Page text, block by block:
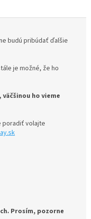
budú pribúdať ďalšie
je možné, že ho
väčšinou ho vieme
poradiť volajte
Prosím, pozorne